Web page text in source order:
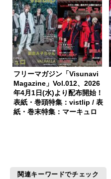
フリーマガジン「Visunavi
Magazine」Vol.012、2026
年4月1日(水)より配布開始！
表紙・巻頭特集：vistlip / 表
紙・巻末特集：マーキュロ
関連キーワードでチェック